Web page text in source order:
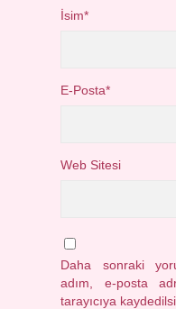
İsim*
E-Posta*
Web Sitesi
Daha sonraki
adım, e-posta
tarayıcıya